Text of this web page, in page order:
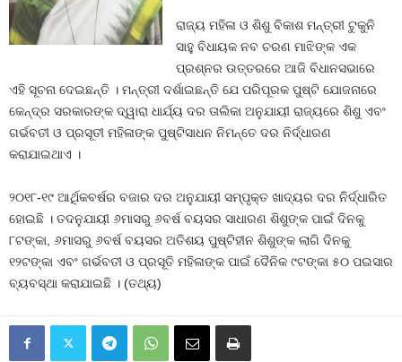
ରାଜ୍ୟ ମହିଳା ଓ ଶିଶୁ ବିକାଶ ମନ୍ତ୍ରୀ ଟୁକୁନି
ସାହୁ ବିଧାୟକ ନବ ଚରଣ ମାଝିଙ୍କ ଏକ
ପ୍ରଶ୍ନର ଉତ୍ତରରେ ଆଜି ବିଧାନସଭାରେ
ଏହି ସୂଚନା ଦେଇଛନ୍ତି । ମନ୍ତ୍ରୀ ଦର୍ଶାଇଛନ୍ତି ଯେ ପରିପୂରକ ପୁଷ୍ଟି ଯୋଜନାରେ
କେନ୍ଦ୍ର ସରକାରଙ୍କ ଦ୍ୱାରା ଧାର୍ଯ୍ୟ ଦର ତାଲିକା ଅନୁଯାୟୀ ରାଜ୍ୟରେ ଶିଶୁ ଏବଂ
ଗର୍ଭବତୀ ଓ ପ୍ରସୂତୀ ମହିଳାଙ୍କ ପୁଷ୍ଟିସାଧନ ନିମନ୍ତେ ଦର ନିର୍ଦ୍ଧାରଣ
କରାଯାଇଥାଏ ।
୨୦୧୮-୧୯ ଆର୍ଥିକବର୍ଷର ବଜାର ଦର ଅନୁଯାୟୀ ସମ୍ପୃକ୍ତ ଖାଦ୍ୟର ଦର ନିର୍ଦ୍ଧାରିତ
ହୋଇଛି । ତଦନୁଯାୟୀ ୬ମାସରୁ ୬ବର୍ଷ ବୟସର ସାଧାରଣ ଶିଶୁଙ୍କ ପାଇଁ ଦିନକୁ
୮ଟଙ୍କା, ୬ମାସରୁ ୬ବର୍ଷ ବୟସର ଅତିଶୟ ପୁଷ୍ଟିହୀନ ଶିଶୁଙ୍କ ଲାଗି ଦିନକୁ
୧୨ଟଙ୍କା ଏବଂ ଗର୍ଭବତୀ ଓ ପ୍ରସୂତି ମହିଳାଙ୍କ ପାଇଁ ଦୈନିକ ୯ଟଙ୍କା ୫୦ ପଇସାର
ବ୍ୟବସ୍ଥା କରାଯାଇଛି । (ତଥ୍ୟ)